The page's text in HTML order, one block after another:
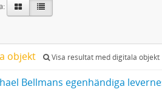
objekt Visa resultat med digitala objekt